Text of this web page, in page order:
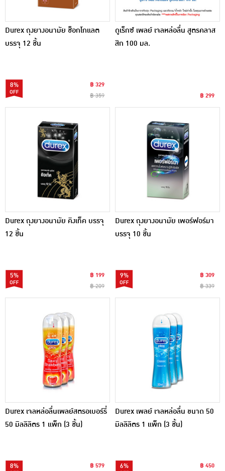
Durex ถุงยางอนามัย ช็อกโกแลต
บรรจุ 12 ชิ้น
8%
฿ 329
฿ 359
ดูเร็กซ์ เพลย์ เจลหล่อลื่น สูตรคลาส
สิก 100 มล.
฿ 299
Durex ถุงยางอนามัย คิงเท็ค บรรจุ
12 ชิ้น
5%
฿ 199
฿ 209
Durex ถุงยางอนามัย เพอร์ฟอร์มา
บรรจุ 10 ชิ้น
9%
฿ 309
฿ 339
Durex เจลหล่อลื่นเพลย์สตรอเบอร์รี่
50 มิลลิลิตร 1 แพ็ก (3 ชิ้น)
8%
฿ 579
Durex เพลย์ เจลหล่อลื่น ขนาด 50
มิลลิลิตร 1 แพ็ก (3 ชิ้น)
6%
฿ 450